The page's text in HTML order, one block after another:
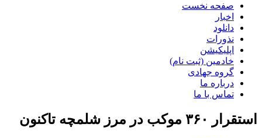
صفحه نخست
اخبار
دانلود
نذورات
اپلیکیشن
خادمین (ثبت نام)
گروه جهادی
درباره ما
تماس با ما
استقرار ۳۶۰ موکب در مرز شلمچه تاکنون